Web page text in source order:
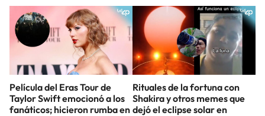
Película del Eras Tour de
Taylor Swift emocionó a los
fanáticos; hicieron rumba en
Rituales de la fortuna con
Shakira y otros memes que
dejó el eclipse solar en